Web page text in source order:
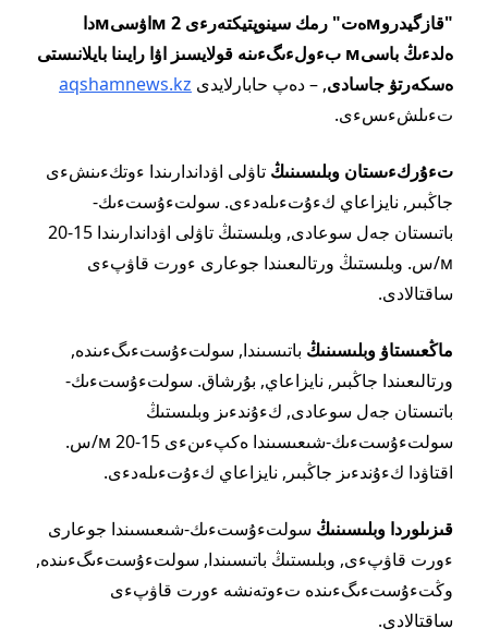
"قازگيدروмەت" رمك سينوپتيكتەرءى 2 мاۋسىмدا
ەلدءىڭ باسىм بءولءىگءىنە قولايسىز اۋا رايىنا بايلانىستى
ەسكەرتۋ جاسادى, – دەپ حابارلايدى aqshamnews.kz
تءىلشءىسءى.
تءۇركءىستان وبلىسىنىڭ تاۋلى اۋداندارىندا ءوتكءىنشءى
جاڭبىر, نايزاعاي كءۇتءىلەدءى. سولتءۇستءىك-
باتىستان جەل سوعادى, وبلىستىڭ تاۋلى اۋداندارىندا 15-20
м/س. وبلىستىڭ ورتالىعىندا جوعارى ءورت قاۋپءى
ساقتالادى.
ماڭعىستاۋ وبلىسىنىڭ باتىسىندا, سولتءۇستءىگءىندە,
ورتالىعىندا جاڭبىر, نايزاعاي, بۇرشاق. سولتءۇستءىك-
باتىستان جەل سوعادى, كءۇندءىز وبلىستىڭ
سولتءۇستءىك-شىعىسىندا ەكپءىنءى 15-20 м/س.
اقتاۋدا كءۇندءىز جاڭبىر, نايزاعاي كءۇتءىلەدءى.
قىزىلوردا وبلىسىنىڭ سولتءۇستءىك-شىعىسىندا جوعارى
ءورت قاۋپءى, وبلىستىڭ باتىسىندا, سولتءۇستءىگءىندە,
وڭتءۇستءىگءىندە تءوتەنشە ءورت قاۋپءى
ساقتالادى.